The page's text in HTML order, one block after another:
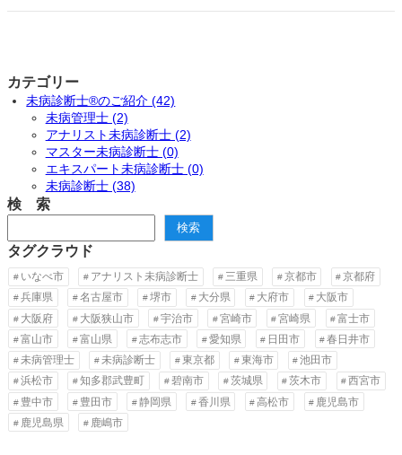
カテゴリー
未病診断士®のご紹介 (42)
未病管理士 (2)
アナリスト未病診断士 (2)
マスター未病診断士 (0)
エキスパート未病診断士 (0)
未病診断士 (38)
検 索
索
検索
タグクラウド
いなべ市 アナリスト未病診断士 三重県 京都市
京都府
兵庫県
名古屋市 堺市 大分県 大府市
大阪市
大阪府
大阪狭山市 宇治市 宮崎市 宮崎県
富士市
富山市
富山県 志布志市 愛知県 日田市
春日井市
未病管理士
未病診断士 東京都 東海市
池田市
浜松市
知多郡武豊町 碧南市 茨城県 茨木市
西宮市
豊中市
豊田市 静岡県 香川県 高松市
鹿児島市
鹿児島県
鹿嶋市